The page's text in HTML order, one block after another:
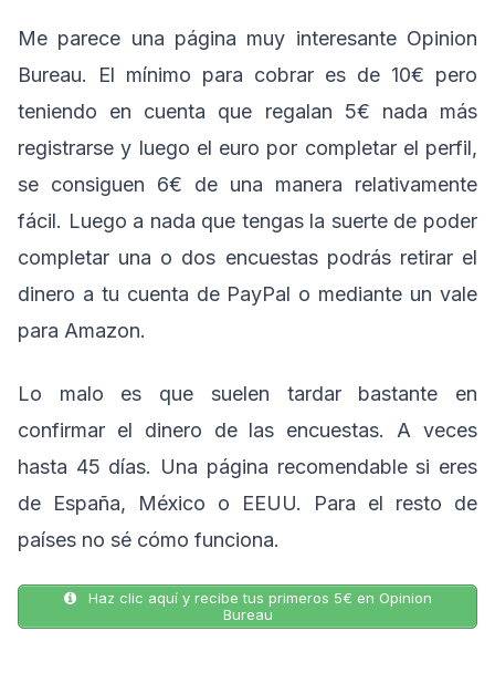
Me parece una página muy interesante Opinion
Bureau. El mínimo para cobrar es de 10€ pero
teniendo en cuenta que regalan 5€ nada más
registrarse y luego el euro por completar el perfil,
se consiguen 6€ de una manera relativamente
fácil. Luego a nada que tengas la suerte de poder
completar una o dos encuestas podrás retirar el
dinero a tu cuenta de PayPal o mediante un vale
para Amazon.
Lo malo es que suelen tardar bastante en
confirmar el dinero de las encuestas. A veces
hasta 45 días. Una página recomendable si eres
de España, México o EEUU. Para el resto de
países no sé cómo funciona.
Haz clic aquí y recibe tus primeros 5€ en Opinion
Bureau